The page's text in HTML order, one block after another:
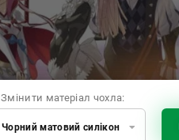
Змінити матеріал чохла:
Чорний матовий силікон